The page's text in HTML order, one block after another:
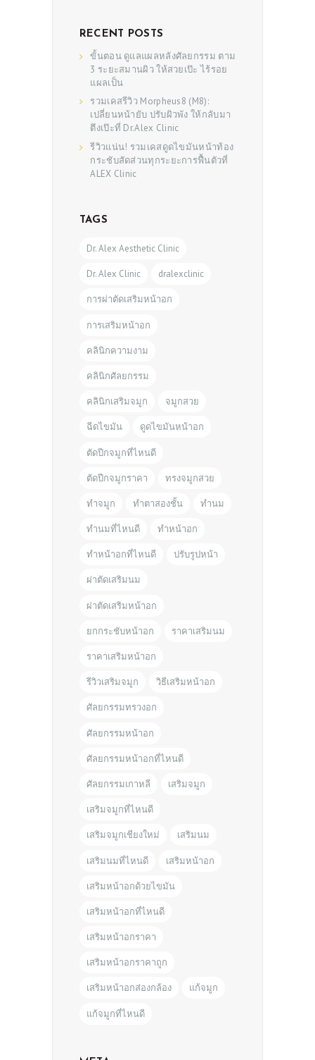
RECENT POSTS
ขั้นตอน ดูแลแผลหลังศัลยกรรม ตาม
3 ระยะสมานผิว ให้สวยเป๊ะ ไร้รอย
แผลเป็น
รวมเคสรีวิว Morpheus8 (M8):
เปลี่ยนหน้ายับ ปรับผิวพัง ให้กลับมา
ตึงเป๊ะที่ Dr.Alex Clinic
รีวิวแน่น! รวมเคสดูดไขมันหน้าท้อง
กระชับสัดส่วนทุกระยะการฟื้นตัวที่
ALEX Clinic
TAGS
Dr. Alex Aesthetic Clinic
Dr. Alex Clinic dralexclinic
การผ่าตัดเสริมหน้าอก
การเสริมหน้าอก
คลินิกความงาม
คลินิกศัลยกรรม
คลินิกเสริมจมูก จมูกสวย
ฉีดไขมัน ดูดไขมันหน้าอก
ตัดปีกจมูกที่ไหนดี
ตัดปีกจมูกราคา ทรงจมูกสวย
ทำจมูก ทำตาสองชั้น ทำนม
ทำนมที่ไหนดี ทำหน้าอก
ทำหน้าอกที่ไหนดี ปรับรูปหน้า
ผ่าตัดเสริมนม
ผ่าตัดเสริมหน้าอก
ยกกระชับหน้าอก ราคาเสริมนม
ราคาเสริมหน้าอก
รีวิวเสริมจมูก วิธีเสริมหน้าอก
ศัลยกรรมทรวงอก
ศัลยกรรมหน้าอก
ศัลยกรรมหน้าอกที่ไหนดี
ศัลยกรรมเกาหลี เสริมจมูก
เสริมจมูกที่ไหนดี
เสริมจมูกเชียงใหม่ เสริมนม
เสริมนมที่ไหนดี เสริมหน้าอก
เสริมหน้าอกด้วยไขมัน
เสริมหน้าอกที่ไหนดี
เสริมหน้าอกราคา
เสริมหน้าอกราคาถูก
เสริมหน้าอกส่องกล้อง แก้จมูก
แก้จมูกที่ไหนดี